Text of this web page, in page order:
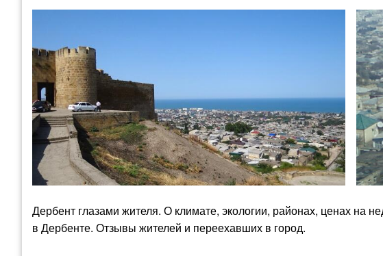
Дербент глазами жителя. О климате, экологии, районах, ценах на
в Дербенте. Отзывы жителей и переехавших в город.